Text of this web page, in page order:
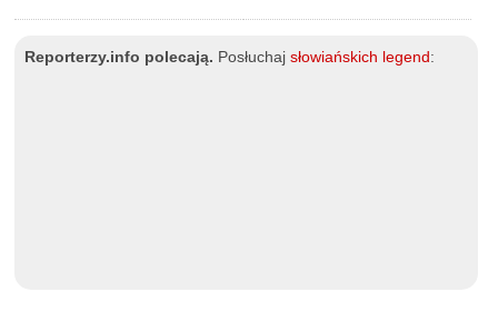
Reporterzy.info polecają. Posłuchajsłowiańskich legend :